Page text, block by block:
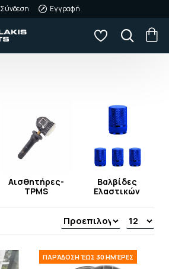
Σύνδεση Εγγραφή
Αισθητήρες-
TPMS
Βαλβίδες
Ελαστικών
ΠΑΡΆΔΟΣΗ ΈΩΣ 30 ΗΜΈΡΕΣ